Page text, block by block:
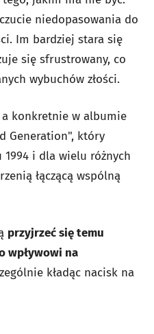
niedopasowania do
Im bardziej stara się
się sfrustrowany, co
wybuchów złości.
konkretnie w albumie
Generation", który
1994 i dla wielu różnych
łączącą wspólną
przyjrzeć się temu
wpływowi na
kładąc nacisk na